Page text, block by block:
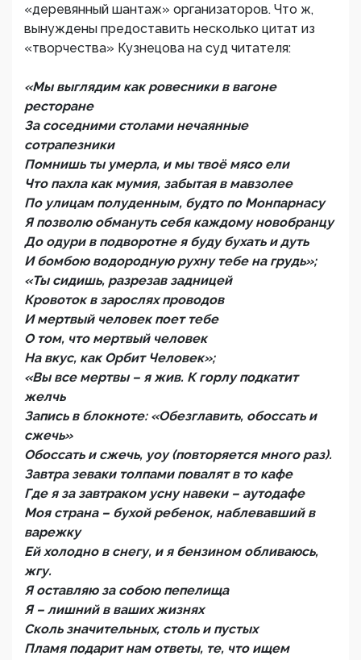
«деревянный шантаж» организаторов. Что ж,
вынуждены предоставить несколько цитат из
«творчества» Кузнецова на суд читателя:
«Мы выглядим как ровесники в вагоне
ресторане
За соседними столами нечаянные
сотрапезники
Помнишь ты умерла, и мы твоё мясо ели
Что пахла как мумия, забытая в мавзолее
По улицам полуденным, будто по Монпарнасу
Я позволю обмануть себя каждому новобранцу
До одури в подворотне я буду бухать и дуть
И бомбою водородную рухну тебе на грудь»;
«Ты сидишь, разрезав задницей
Кровоток в зарослях проводов
И мертвый человек поет тебе
О том, что мертвый человек
На вкус, как Орбит Человек»;
«Вы все мертвы – я жив. К горлу подкатит
желчь
Запись в блокноте: «Обезглавить, обоссать и
сжечь»
Обоссать и сжечь, уоу (повторяется много раз).
Завтра зеваки толпами повалят в то кафе
Где я за завтраком усну навеки – аутодафе
Моя страна – бухой ребенок, наблевавший в
варежку
Ей холодно в снегу, и я бензином обливаюсь,
жгу.
Я оставляю за собою пепелища
Я – лишний в ваших жизнях
Сколь значительных, столь и пустых
Пламя подарит нам ответы, те, что ищем